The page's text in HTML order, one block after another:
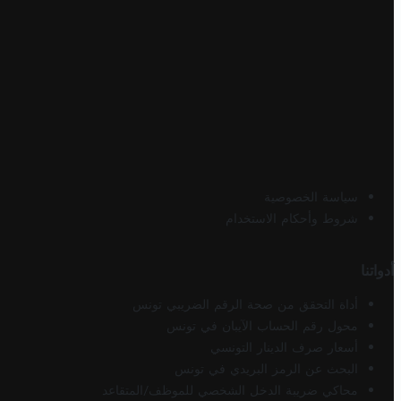
سياسة الخصوصية
شروط وأحكام الاستخدام
أدواتنا
أداة التحقق من صحة الرقم الضريبي تونس
محول رقم الحساب الآيبان في تونس
أسعار صرف الدينار التونسي
البحث عن الرمز البريدي في تونس
محاكي ضريبة الدخل الشخصي للموظف/المتقاعد